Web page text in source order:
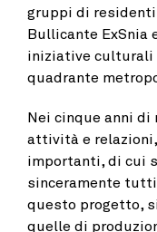
gruppi di residenti
Bullicante ExSnia
iniziative culturali
quadrante
Nei cinque anni
attività e
importanti, di cui
sinceramente tutti
questo progetto,
quelle di